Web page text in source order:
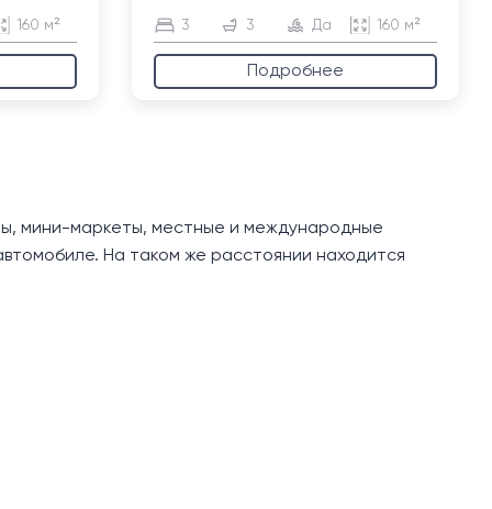
160 м² 3 3 Да 160 м²
Подробнее
мини-маркеты, местные и международные
На таком же расстоянии находится